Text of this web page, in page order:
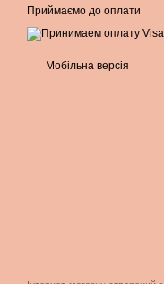
Приймаємо до оплати
Мобільна версія